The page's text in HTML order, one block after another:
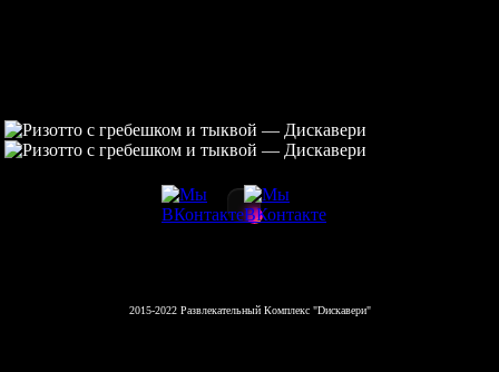
2015-2022 Развлекательный Комплекс "Dискавери"